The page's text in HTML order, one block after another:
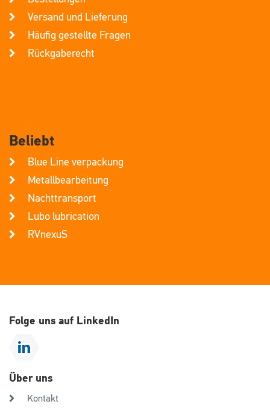
Versand und Lieferung
Häufig gestellte Fragen
Rückgaberecht
Beliebt
Blue Line verpackung
Metallbearbeitung
Nachttransport
Lubo lubrication
RVnexuS
Folge uns auf LinkedIn
Über uns
Kontakt